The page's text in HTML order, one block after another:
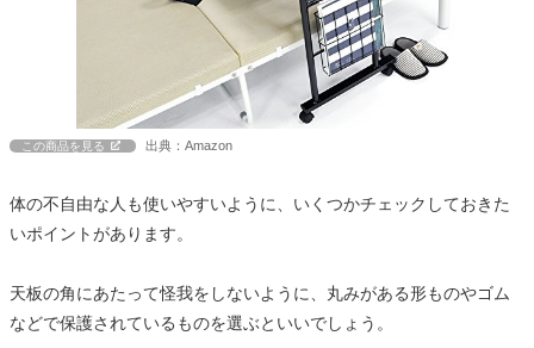
この商品を見る 出典：Amazon
体の不自由な人も使いやすいように、いくつかチェックしておきた
いポイントがあります。
天板の角にあたって怪我をしないように、丸みがある形ものやゴム
などで保護されているものを選ぶといいでしょう。